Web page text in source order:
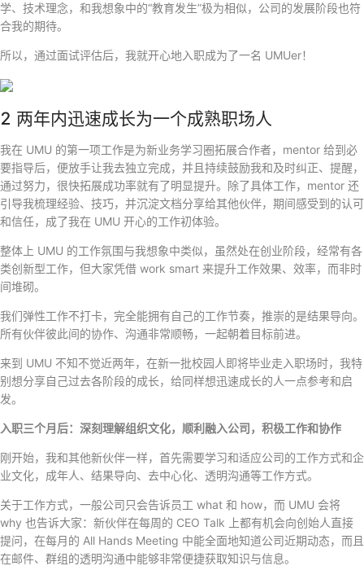
学、技术理念，和我想象中的“教育发生”极为相似，公司的发展阶段也符
合我的期待。
所以，通过面试评估后，我就开心地入职成为了一名 UMUer！
2 两年内迅速成长为一个成熟职场人
我在 UMU 的第一项工作是为新业务学习圈拓展合作者，mentor 给到必
要指导后，便放手让我去独立完成，并且持续鼓励我和及时纠正、提醒，
通过努力，很快拓展成功率就有了明显提升。除了具体工作，mentor 还
引导我梳理经验、技巧，并沉淀文档分享给其他伙伴，期间感受到的认可
和信任，成了我在 UMU 开心的工作初体验。
整体上 UMU 的工作氛围与我想象中类似，虽然处在创业阶段，经常有各
类创新型工作，但大家凭借 work smart 来提升工作效果、效率，而非时
间堆砌。
我们弹性工作不打卡，完全能拥有自己的工作节奏，推崇的是结果导向。
所有伙伴彼此间的协作、沟通非常顺畅，一起朝着目标前进。
来到 UMU 不知不觉近两年，在新一批校园人即将毕业走入职场时，我特
别想分享自己过去各阶段的成长，给同样想迅速成长的人一点参考和启
发。
入职三个月后：深刻理解组织文化，顺利融入公司，积极工作和协作
刚开始，我和其他新伙伴一样，首先需要学习和适应公司的工作方式和企
业文化，成年人、结果导向、去中心化、透明沟通等工作方式。
关于工作方式，一般公司只会告诉员工 what 和 how，而 UMU 会将
why 也告诉大家：新伙伴在每周的 CEO Talk 上都有机会向创始人直接
提问，在每月的 All Hands Meeting 中能全面地知道公司近期动态，而且
在邮件、群组的透明沟通中能够非常便捷获取知识与信息。